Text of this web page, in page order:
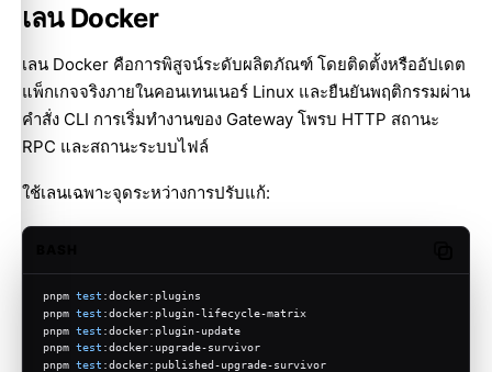
เลน Docker
เลน Docker คือการพิสูจน์ระดับผลิตภัณฑ์ โดยติดตั้งหรืออัปเดต
แพ็กเกจจริงภายในคอนเทนเนอร์ Linux และยืนยันพฤติกรรมผ่าน
คำสั่ง CLI การเริ่มทำงานของ Gateway โพรบ HTTP สถานะ
RPC และสถานะระบบไฟล์
ใช้เลนเฉพาะจุดระหว่างการปรับแก้:
pnpm test :docker:plugins
pnpm test :docker:plugin-lifecycle-matrix
pnpm test :docker:plugin-update
pnpm test :docker:upgrade-survivor
pnpm test :docker:published-upgrade-survivor